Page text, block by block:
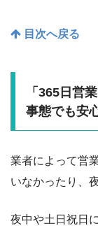
目次へ戻る
「365日営
事態でも安
業者によって営
いなかったり、
夜中や土日祝日